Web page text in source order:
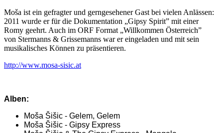
Moša ist ein gefragter und gerngesehener Gast bei vielen Anlässen:
2011 wurde er für die Dokumentation „Gipsy Spirit” mit einer
Romy geehrt. Auch im ORF Format „Willkommen Österreich”
von Stermanns & Grissemanns war er eingeladen und mit sein
musikalisches Können zu präsentieren.
http://www.mosa-sisic.at
Alben:
Moša Šišic - Gelem, Gelem
Moša Šišic - Gipsy Express